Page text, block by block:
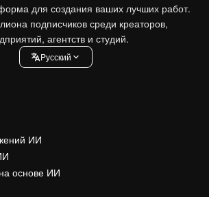
для создания ваших лучших работ.
подписчиков среди креаторов,
агентств и студий.
Pусский
ИИ
основе ИИ